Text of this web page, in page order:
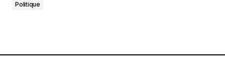
Politique